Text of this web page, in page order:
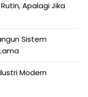
Apalagi Jika
Sistem
Modern